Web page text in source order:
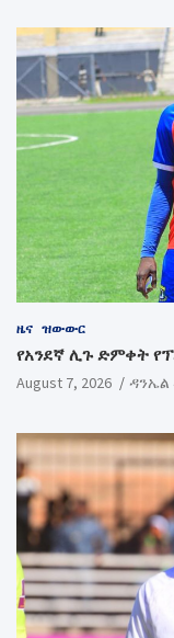
ዜና ዝውውር
የአንደኛ ሊጉ ድምቀት
August 7, 2026 ዳንኤል